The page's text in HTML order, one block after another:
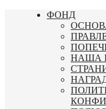
Перейти
ФОНД
НАША